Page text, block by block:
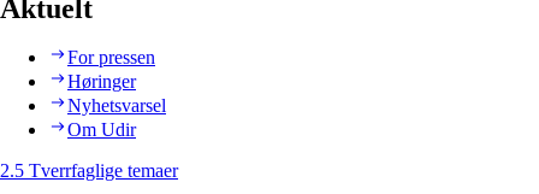
Aktuelt
For pressen
Høringer
Nyhetsvarsel
Om Udir
2.5 Tverrfaglige temaer